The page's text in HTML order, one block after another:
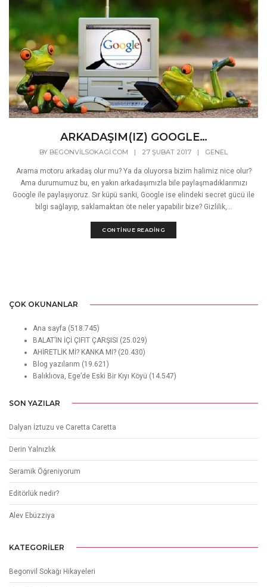
ARKADAŞIM(IZ) GOOGLE…
BY BEGONVILSOKAGI.COM | 27 ŞUBAT 2017 | GENEL
Arama motoru arkadaş olur mu? Ya da oluyorsa bizim halimiz nice olur?
Ama durumumuz bu, en yakın arkadaşımızla bile paylaşmadıklarımızı
Google ile paylaşıyoruz. Sır küpü sanki, Google ise elindeki secret gücü ile
bilgi sağlayıp, saklamaktan öte neler yapabilir bize? Gizlilik,...
CONTINUE READING
ÇOK OKUNANLAR
Ana sayfa (518.745)
BALAT’IN İÇİ ÇIFIT ÇARŞISI (25.029)
AHİRETLİK Mİ? KANKA MI? (20.430)
Blog yazılarım (19.621)
Balıklıova, Ege’de Eski Bir Kıyı Köyü (14.547)
SON YAZILAR
Dalyan İztuzu ve Caretta Caretta
Derin Yalnızlık
Seramik Öğreniyorum
Editörlük nedir?
Alev Ebüzziya
KATEGORILER
Begonvil Sokağı Hikayeleri